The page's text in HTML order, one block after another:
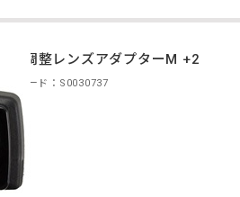
視度調整レンズアダプターM +2
商品コード：S0030737